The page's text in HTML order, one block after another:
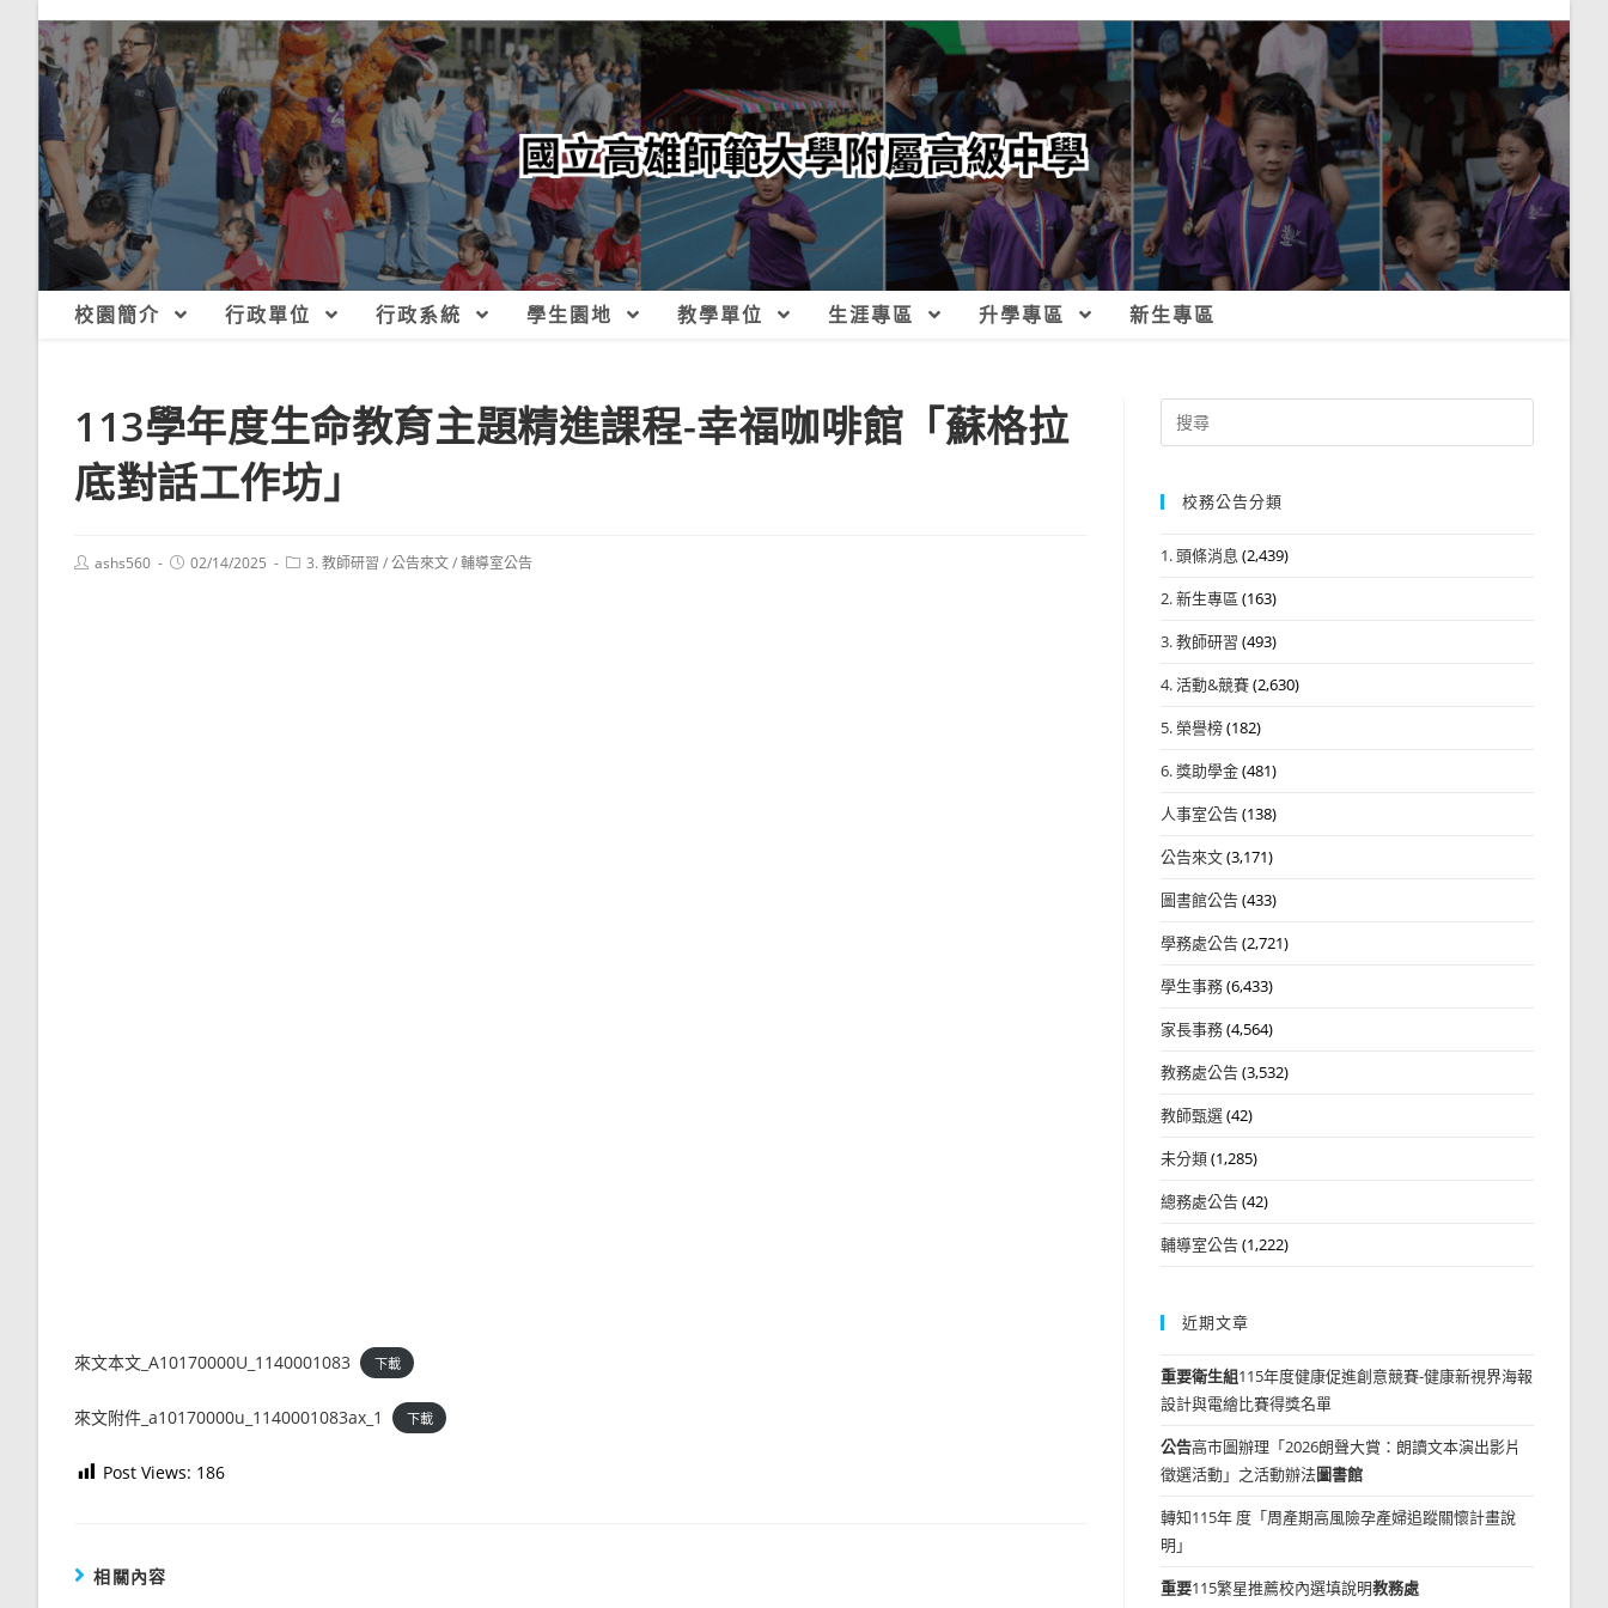
校園簡介 行政單位 行政系統 學生園地 教學單位 生涯專區 升學專區 新生專區
113學年度生命教育主題精進課程-幸福咖啡館「蘇格拉
底對話工作坊」
Postashs560
Post02/14/2025
Post3. 教師研習 /公告來文/輔導室公告
來文本文_A10170000U_1140001083 下載
來文附件_a10170000u_1140001083ax_1 下載
Post Views: 186
相關內容
Search
for:
校務公告分類
1. 頭條消息 (2,439)
2. 新生專區 (163)
3. 教師研習 (493)
4. 活動&競賽(2,630)
5. 榮譽榜(182)
6. 獎助學金(481)
人事室公告(138)
公告來文(3,171)
圖書館公告(433)
學務處公告(2,721)
學生事務(6,433)
家長事務(4,564)
教務處公告(3,532)
教師甄選(42)
未分類(1,285)
總務處公告(42)
輔導室公告(1,222)
近期文章
重要衛生組115年度健康促進創意競賽-健康新視界海報
設計與電繪比賽得獎名單
公告高市圖辦理「2026朗聲大賞：朗讀文本演出影片
徵選活動」之活動辦法圖書館
轉知115年 度「周產期高風險孕產婦追蹤關懷計畫說
明」
重要115繁星推薦校內選填說明教務處